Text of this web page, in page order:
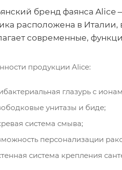
бренд фаянса Alice
расположена в Италии,
современные,
продукции Alice:
глазурь с
унитазы и биде;
система смыва;
персонализации
система крепления